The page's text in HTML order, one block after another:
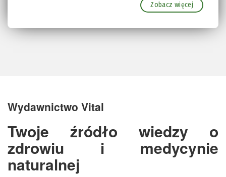
Zobacz więcej
Wydawnictwo Vital
Twoje źródło wiedzy o
zdrowiu i medycynie
naturalnej